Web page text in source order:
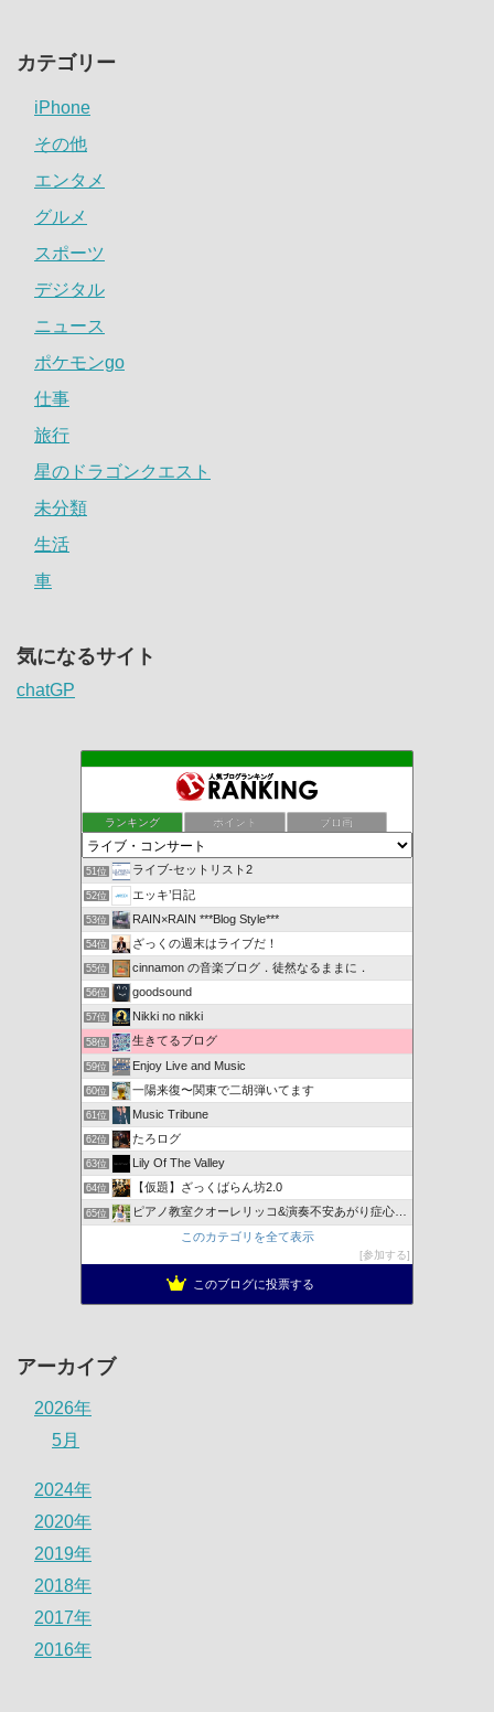
カテゴリー
iPhone
その他
エンタメ
グルメ
スポーツ
デジタル
ニュース
ポケモンgo
仕事
旅行
星のドラゴンクエスト
未分類
生活
車
気になるサイト
chatGP
ランキング ポイント ブロ画
51位 ライブ-セットリスト2
52位 エッキ’日記
53位 RAIN×RAIN ***Blog Style***
54位 ざっくの週末はライブだ！
55位 cinnamon の音楽ブログ．徒然なるままに．
56位 goodsound
57位 Nikki no nikki
58位 生きてるブログ
59位 Enjoy Live and Music
60位 一陽来復〜関東で二胡弾いてます
61位 Music Tribune
62位 たろログ
63位 Lily Of The Valley
64位 【仮題】ざっくばらん坊2.0
65位
ピアノ教室クオーレリッコ&演奏不安あがり症心のレッスン
このカテゴリを全て表示
参加する
このブログに投票する
アーカイブ
2026年
5月
2024年
2020年
2019年
2018年
2017年
2016年